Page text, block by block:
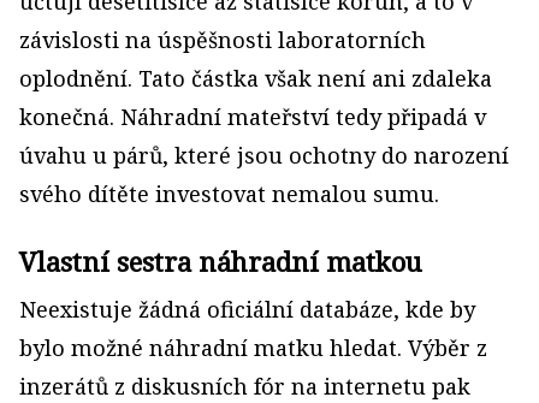
závislosti na úspěšnosti laboratorních
oplodnění. Tato částka však není ani zdaleka
konečná. Náhradní mateřství tedy připadá v
úvahu u párů, které jsou ochotny do narození
svého dítěte investovat nemalou sumu.
Vlastní sestra náhradní matkou
Neexistuje žádná oficiální databáze, kde by
bylo možné náhradní matku hledat. Výběr z
inzerátů z diskusních fór na internetu pak